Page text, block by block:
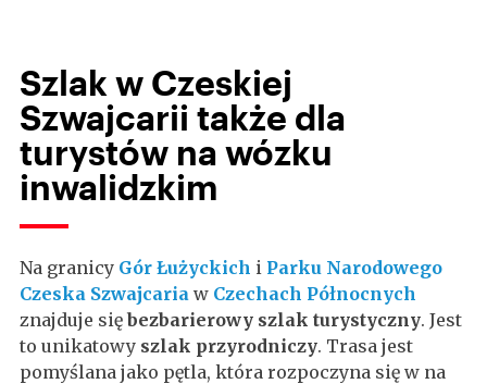
Szlak w Czeskiej
Szwajcarii także dla
turystów na wózku
inwalidzkim
Na granicy Gór Łużyckich i Parku Narodowego
Czeska Szwajcaria w Czechach Północnych
znajduje się bezbarierowy szlak turystyczny. Jest
to unikatowy szlak przyrodniczy. Trasa jest
pomyślana jako pętla, która rozpoczyna się w na